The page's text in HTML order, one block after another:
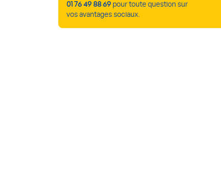
01 76 49 88 69 pour toute question sur
vos avantages sociaux.